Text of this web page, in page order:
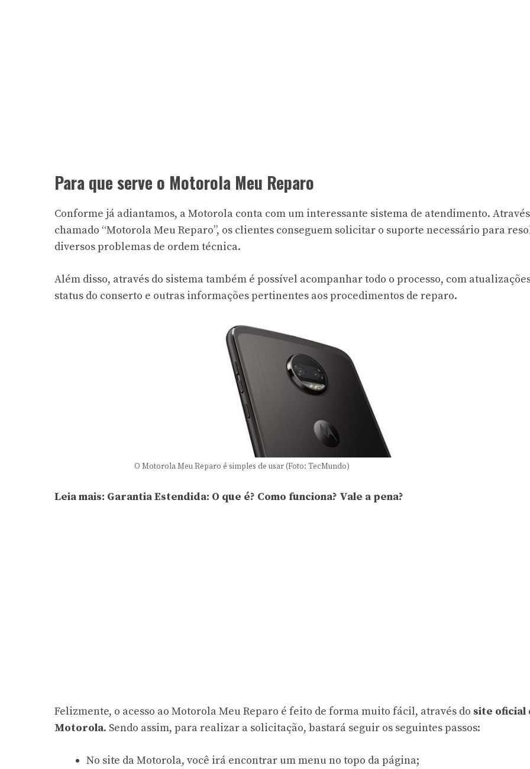
Para que serve o Motorola Meu Reparo
Conforme já adiantamos, a Motorola conta com um interessante sistema de atendimento.
chamado “Motorola Meu Reparo”, os clientes conseguem solicitar o suporte necessário para
diversos problemas de ordem técnica.
Além disso, através do sistema também é possível acompanhar todo o processo, com
status do conserto e outras informações pertinentes aos procedimentos de reparo.
O Motorola Meu Reparo é simples de usar (Foto: TecMundo)
Leia mais: Garantia Estendida: O que é? Como funciona? Vale a pena?
Felizmente, o acesso ao Motorola Meu Reparo é feito de forma muito fácil, através do site oficial
Motorola. Sendo assim, para realizar a solicitação, bastará seguir os seguintes passos:
No site da Motorola, você irá encontrar um menu no topo da página;